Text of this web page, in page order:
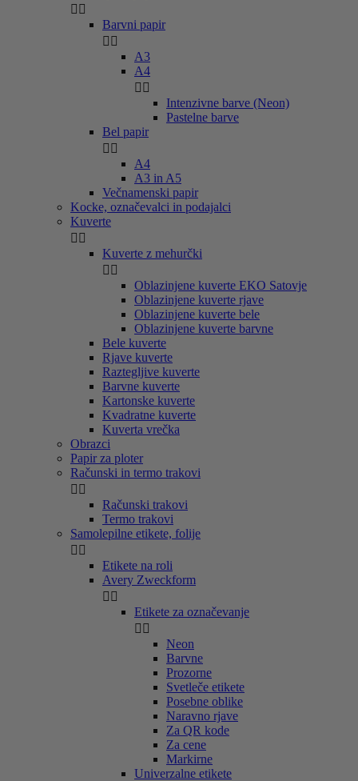
 
Barvni papir
 
A3
A4
 
Intenzivne barve (Neon)
Pastelne barve
Bel papir
 
A4
A3 in A5
Večnamenski papir
Kocke, označevalci in podajalci
Kuverte
 
Kuverte z mehurčki
 
Oblazinjene kuverte EKO Satovje
Oblazinjene kuverte rjave
Oblazinjene kuverte bele
Oblazinjene kuverte barvne
Bele kuverte
Rjave kuverte
Raztegljive kuverte
Barvne kuverte
Kartonske kuverte
Kvadratne kuverte
Kuverta vrečka
Obrazci
Papir za ploter
Računski in termo trakovi
 
Računski trakovi
Termo trakovi
Samolepilne etikete, folije
 
Etikete na roli
Avery Zweckform
 
Etikete za označevanje
 
Neon
Barvne
Prozorne
Svetleče etikete
Posebne oblike
Naravno rjave
Za QR kode
Za cene
Markirne
Univerzalne etikete